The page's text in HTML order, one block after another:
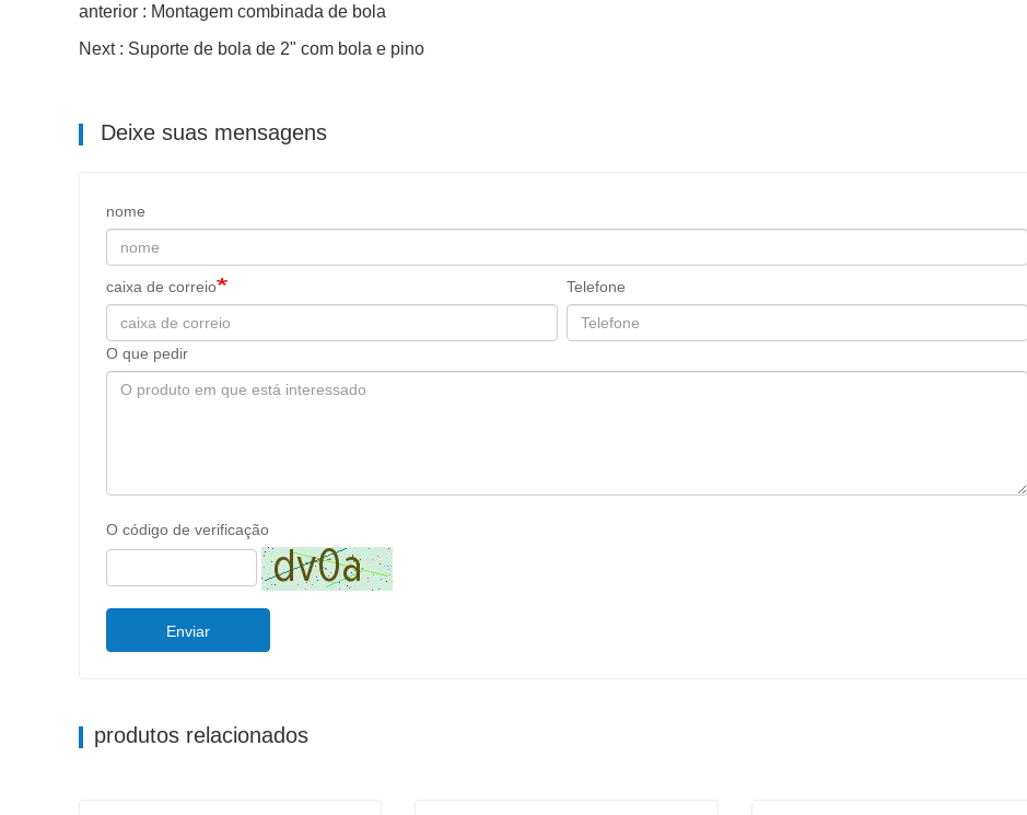
anterior : Montagem combinada de bola
Next : Suporte de bola de 2" com bola e pino
Deixe suas mensagens
nome
caixa de correio Telefone
O que pedir
O código de verificação
Enviar
produtos relacionados